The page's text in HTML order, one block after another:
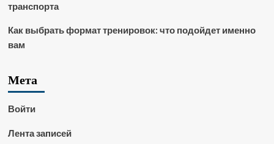
транспорта
Как выбрать формат тренировок: что подойдет именно
вам
Мета
Войти
Лента записей